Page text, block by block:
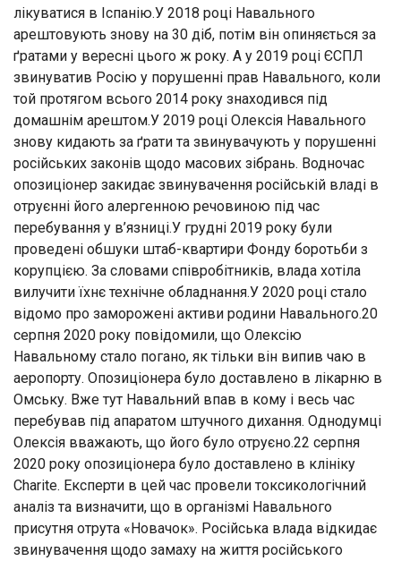
лікуватися в Іспанію.У 2018 році Навального
арештовують знову на 30 діб, потім він опиняється за
ґратами у вересні цього ж року. А у 2019 році ЄСПЛ
звинуватив Росію у порушенні прав Навального, коли
той протягом всього 2014 року знаходився під
домашнім арештом.У 2019 році Олексія Навального
знову кидають за ґрати та звинувачують у порушенні
російських законів щодо масових зібрань. Водночас
опозиціонер закидає звинувачення російській владі в
отруєнні його алергенною речовиною під час
перебування у в’язниці.У грудні 2019 року були
проведені обшуки штаб-квартири Фонду боротьби з
корупцією. За словами співробітників, влада хотіла
вилучити їхнє технічне обладнання.У 2020 році стало
відомо про заморожені активи родини Навального.20
серпня 2020 року повідомили, що Олексію
Навальному стало погано, як тільки він випив чаю в
аеропорту. Опозиціонера було доставлено в лікарню в
Омську. Вже тут Навальний впав в кому і весь час
перебував під апаратом штучного дихання. Однодумці
Олексія вважають, що його було отруєно.22 серпня
2020 року опозиціонера було доставлено в клініку
Charite. Експерти в цей час провели токсикологічний
аналіз та визначити, що в організмі Навального
присутня отрута «Новачок». Російська влада відкидає
звинувачення щодо замаху на життя російського